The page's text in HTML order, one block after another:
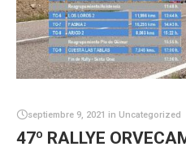
septiembre 9, 2021 in Uncategorized
47º RALLYE